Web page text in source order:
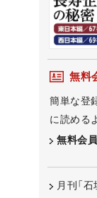
無料
簡単な登
に読める
無料会
月刊「